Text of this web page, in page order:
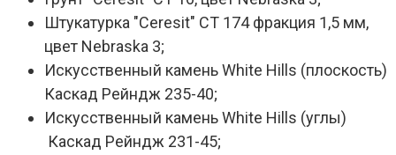
Штукатурка "Ceresit" CT 174 фракция 1,5 мм,
цвет Nebraska 3;
Искусственный камень White Hills (плоскость)
Каскад Рейндж 235-40;
Искусственный камень White Hills (углы)
Каскад Рейндж 231-45;